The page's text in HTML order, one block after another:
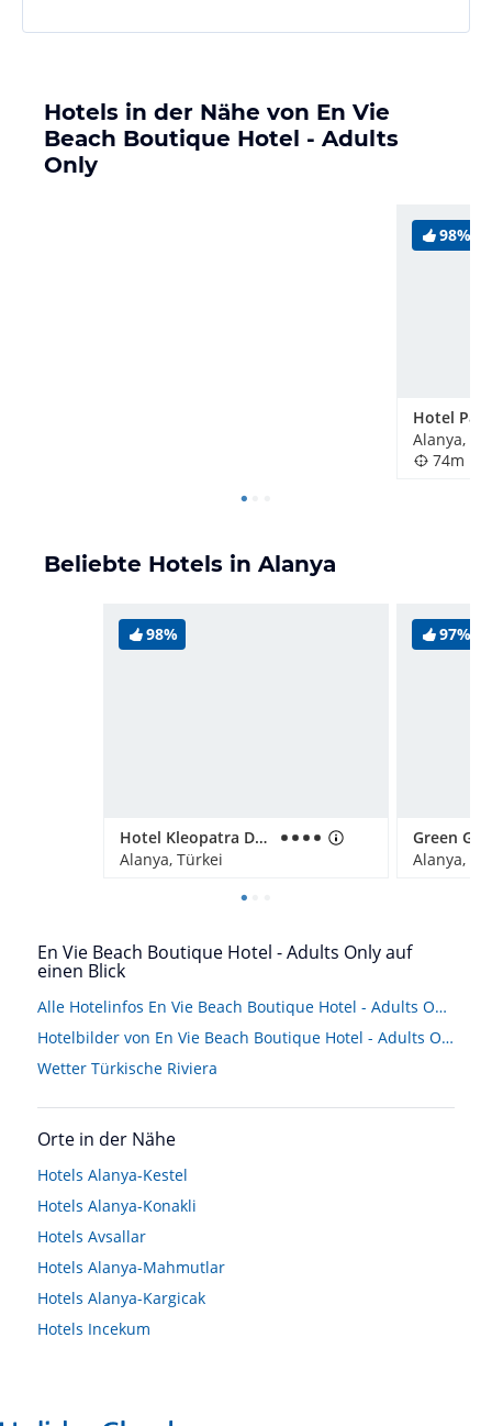
Hotels in der Nähe von En Vie
Beach Boutique Hotel - Adults
Only
98%
Hotel
Alanya,
74m
Beliebte Hotels in Alanya
98%
Hotel Kleopatra Dreams Beach
Alanya, Türkei
97%
Alanya,
En Vie Beach Boutique Hotel - Adults Only auf
einen Blick
Alle Hotelinfos En Vie Beach Boutique Hotel - Adults Only
Hotelbilder von En Vie Beach Boutique Hotel - Adults Only
Wetter Türkische Riviera
Orte in der Nähe
Hotels Alanya-Kestel
Hotels Alanya-Konakli
Hotels Avsallar
Hotels Alanya-Mahmutlar
Hotels Alanya-Kargicak
Hotels Incekum